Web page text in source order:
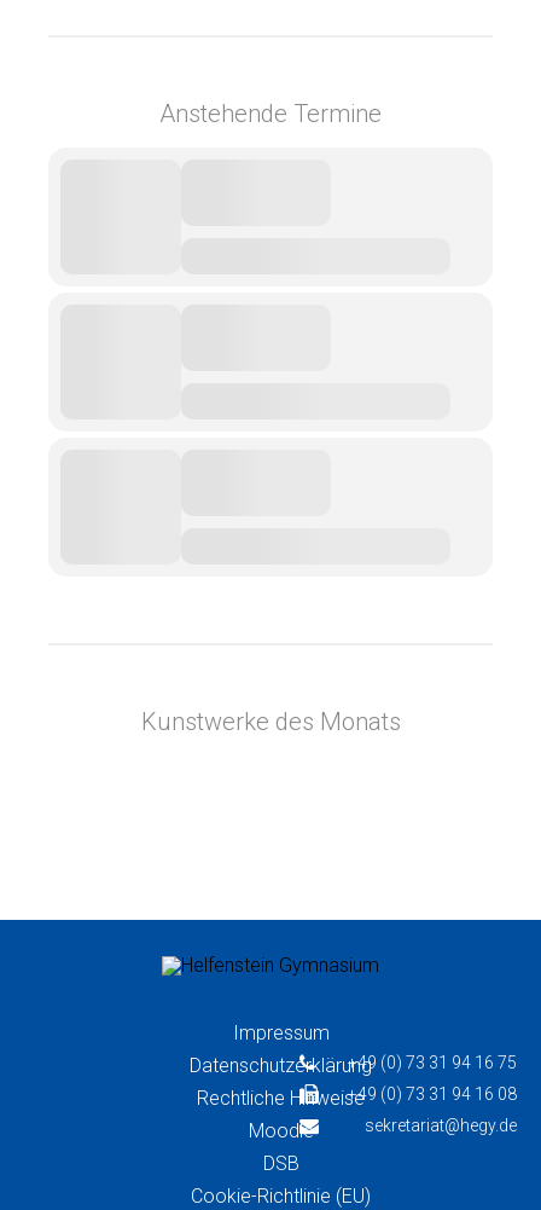
Anstehende Termine
Kunstwerke des Monats
+49 (0) 73 31 94 16 75
+49 (0) 73 31 94 16 08
sekretariat@hegy.de
Impressum
Datenschutzerklärung
Rechtliche Hinweise
Moodle
DSB
Cookie-Richtlinie (EU)